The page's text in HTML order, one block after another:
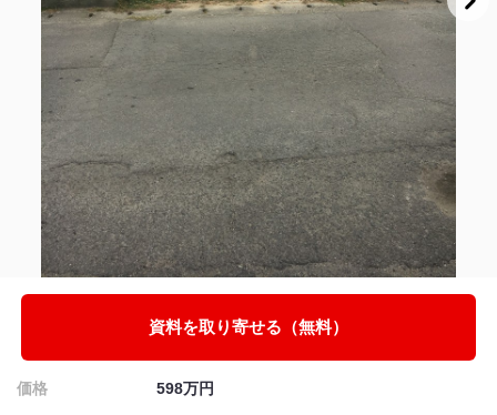
資料を取り寄せる（無料）
価格 598万円